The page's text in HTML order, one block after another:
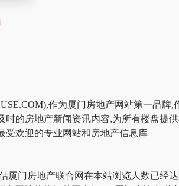
作为厦门房地产网站第一品
时的房地产新闻资讯内容,为所有楼盘提
受欢迎的专业网站和房地产信息库
厦门房地产联合网在本站浏览人数已经达